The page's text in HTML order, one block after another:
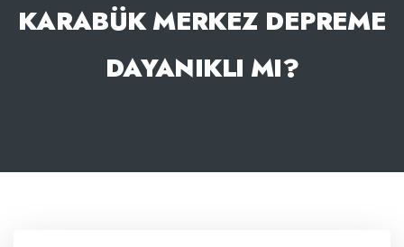
KARABÜK MERKEZ DEPREME
DAYANIKLI MI?